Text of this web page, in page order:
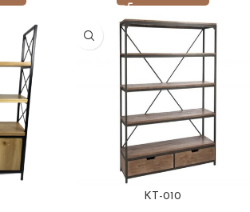
KT-010